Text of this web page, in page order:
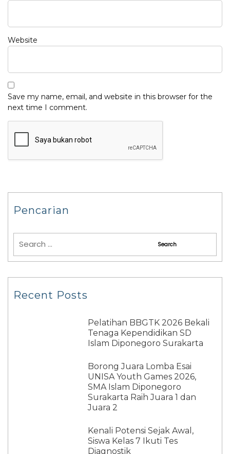
Website
Save my name, email, and website in this browser for the
next time I comment.
Pencarian
Recent Posts
Pelatihan BBGTK 2026 Bekali
Tenaga Kependidikan SD
Islam Diponegoro Surakarta
Borong Juara Lomba Esai
UNISA Youth Games 2026,
SMA Islam Diponegoro
Surakarta Raih Juara 1 dan
Juara 2
Kenali Potensi Sejak Awal,
Siswa Kelas 7 Ikuti Tes
Diagnostik